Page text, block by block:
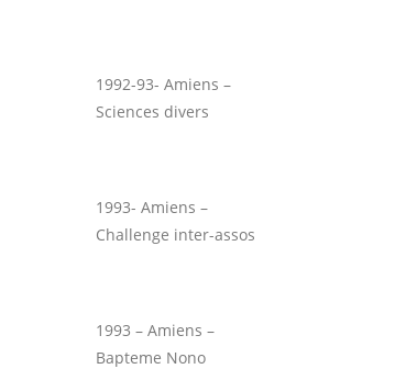
1992-93- Amiens –
Sciences divers
1993- Amiens –
Challenge inter-assos
1993 – Amiens –
Bapteme Nono